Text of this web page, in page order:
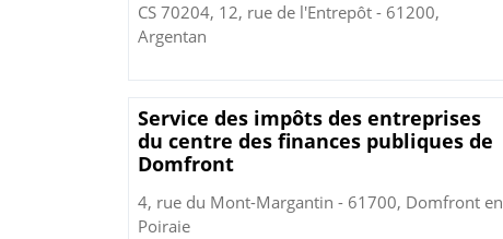
CS 70204, 12, rue de l'Entrepôt - 61200,
Argentan
Service des impôts des entreprises
du centre des finances publiques de
Domfront
4, rue du Mont-Margantin - 61700, Domfront en
Poiraie